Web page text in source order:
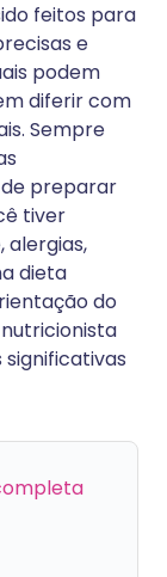
feitos para
e
podem
diferir com
Sempre
preparar
tiver
alergias,
dieta
do